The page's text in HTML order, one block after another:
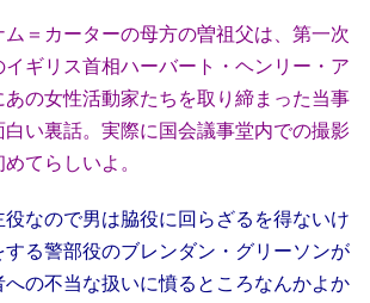
＝カーターの母方の曽祖父は、第一次
ギリス首相ハーバート・ヘンリー・ア
あの女性活動家たちを取り締まった当事
い裏話。実際に国会議事堂内での撮影
てらしいよ。
なので男は脇役に回らざるを得ないけ
する警部役のブレンダン・グリーソンが
の不当な扱いに憤るところなんかよか